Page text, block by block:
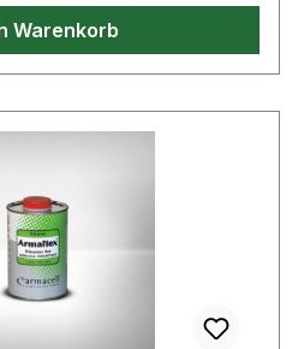
Warenkorb